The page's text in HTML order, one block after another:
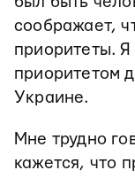
соображает,
приоритеты.
приоритетом
Украине.
Мне трудно
кажется, что